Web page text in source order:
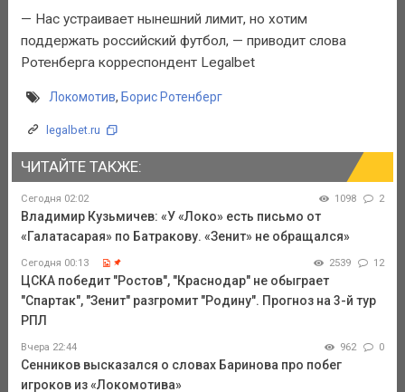
— Нас устраивает нынешний лимит, но хотим
поддержать российский футбол, — приводит слова
Ротенберга корреспондент Legalbet
Локомотив, Борис Ротенберг
legalbet.ru
ЧИТАЙТЕ ТАКЖЕ:
Сегодня 02:02 1098 2
Владимир Кузьмичев: «У «Локо» есть письмо от
«Галатасарая» по Батракову. «Зенит» не обращался»
Сегодня 00:13 2539 12
ЦСКА победит "Ростов", "Краснодар" не обыграет
"Спартак", "Зенит" разгромит "Родину". Прогноз на 3-й тур
РПЛ
Вчера 22:44 962 0
Сенников высказался о словах Баринова про побег
игроков из «Локомотива»